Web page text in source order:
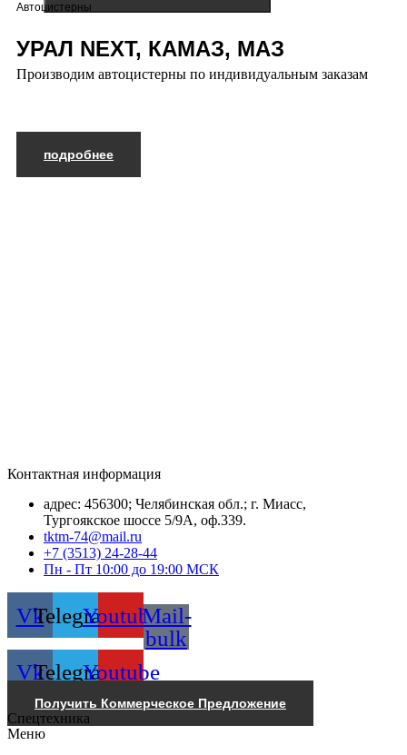
Автоцистерны
УРАЛ NEXT, КАМАЗ, МАЗ
Производим автоцистерны по индивидуальным заказам
подробнее
Контактная информация
адрес: 456300; Челябинская обл.; г. Миасс,
Тургоякское шоссе 5/9А, оф.339.
tktm-74@mail.ru
+7 (3513) 24-28-44
Пн - Пт 10:00 до 19:00 МСК
VkTelegramYoutubeMail-
bulk
VkTelegramYoutube
Получить Коммерческое Предложение
Спецтехника
Меню